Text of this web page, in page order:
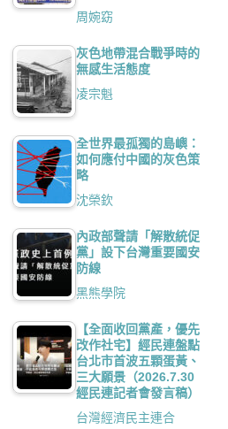
周婉窈
灰色地帶混合戰爭時的
無感生活態度
凌宗魁
全世界最孤獨的島嶼：
如何應付中國的灰色策
略
沈榮欽
內政部聲請「解散統促
黨」設下台灣重要國安
防線
黑熊學院
【全面收回黨產，優先
改作社宅】經民連盤點
台北市首波五顆蛋黃、
三大願景（2026.7.30
經民連記者會發言稿）
台灣經濟民主連合